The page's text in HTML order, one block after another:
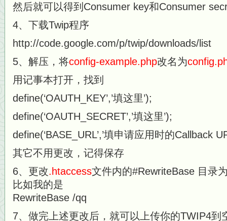
然后就可以得到Consumer key和Consumer
4、下载Twip程序
http://code.google.com/p/twip/downloads/list
5、解压，将config-example.php改名为
用记事本打开，找到
define(‘OAUTH_KEY’,’填这里’);
define(‘OAUTH_SECRET’,’填这里’);
define(‘BASE_URL’,’填申请应用时的Callback
其它不用更改，记得保存
6、更改.htaccess文件内的#RewriteBase 目录
比如我的是
RewriteBase /qq
7、做完上述更改后，就可以上传你的TWIP4到